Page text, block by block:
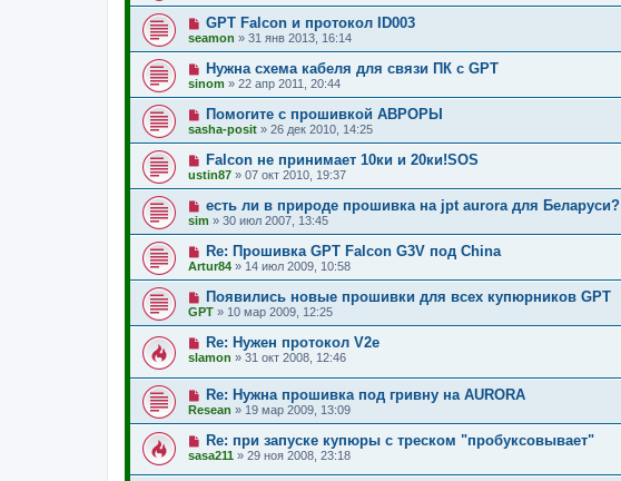
GPT Falcon и протокол ID003
seamon » 31 янв 2013, 16:14
Нужна схема кабеля для связи ПК с GPT
sinom » 22 апр 2011, 20:44
Помогите с прошивкой АВРОРЫ
sasha-posit » 26 дек 2010, 14:25
Falcon не принимает 10ки и 20ки!SOS
ustin87 » 07 окт 2010, 19:37
есть ли в природе прошивка на jpt aurora для Беларуси?
sim » 30 июл 2007, 13:45
Re: Прошивка GPT Falcon G3V под China
Artur84 » 14 июл 2009, 10:58
Появились новые прошивки для всех купюрников GPT
GPT » 10 мар 2009, 12:25
Re: Нужен протокол V2e
slamon » 31 окт 2008, 12:46
Re: Нужна прошивка под гривну на AURORA
Resean » 19 мар 2009, 13:09
Re: при запуске купюры с треском "пробуксовывает"
sasa211 » 29 ноя 2008, 23:18